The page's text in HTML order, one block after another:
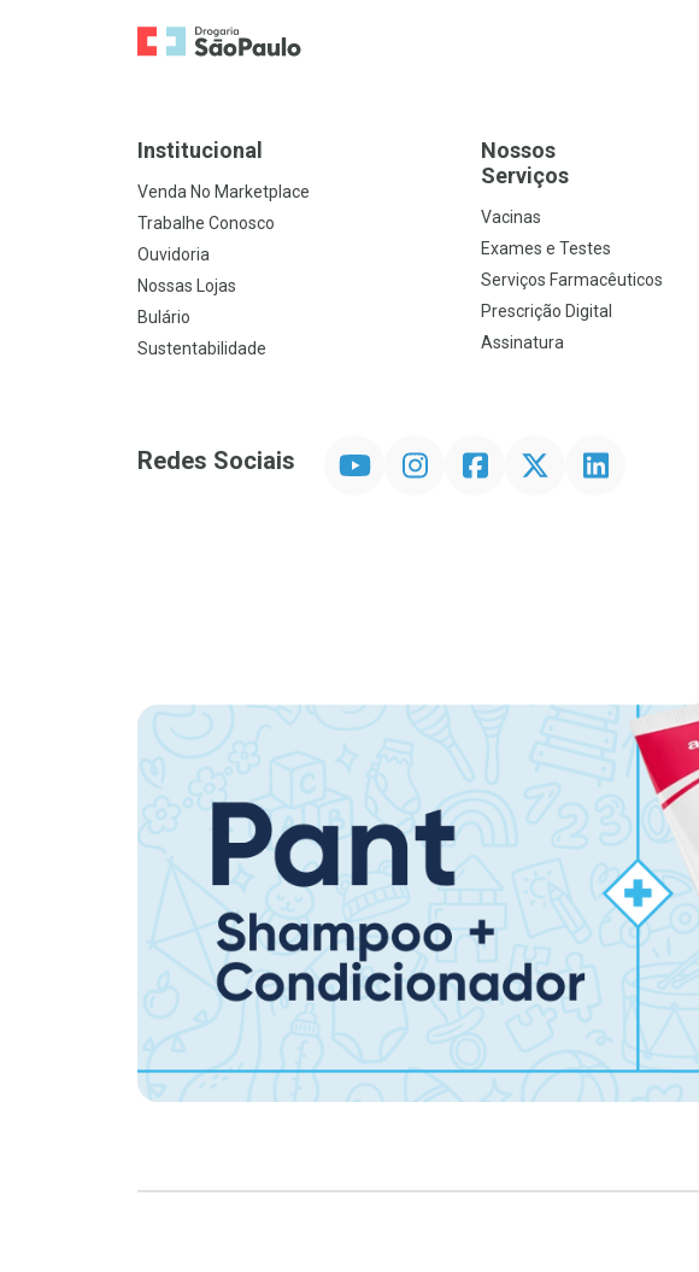
Ir para a Home
Institucional
Venda No Marketplace
Trabalhe Conosco
Ouvidoria
Nossas Lojas
Bulário
Sustentabilidade
Nossos
Serviços
Vacinas
Exames e Testes
Serviços Farmacêuticos
Prescrição Digital
Assinatura
Redes Sociais InstagramFacebookTwitter Linkedin